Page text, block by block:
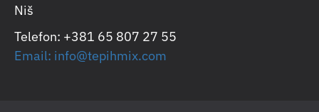
Niš
Telefon: +381 65 807 27 55
Email: info@tepihmix.com